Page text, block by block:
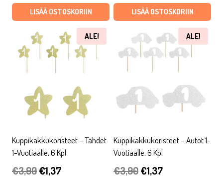
oli:
on:
€1,47.
LISÄÄ OSTOSKORIIN
oli:
on:
€2,21.
LISÄÄ OSTOSKORIIN
ALE!
Kuppikakkukoristeet – Tähdet
1-Vuotiaalle, 6 Kpl
€3,90Alkuperäinen
€1,37Nykyinen
ALE!
Kuppikakkukoristeet – Autot 1-
Vuotiaalle, 6 Kpl
€3,90Alkuperäinen
€1,37Nykyinen